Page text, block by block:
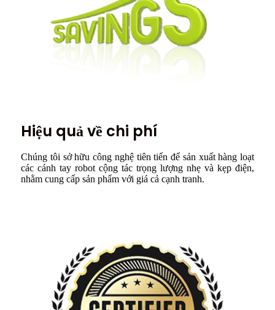
Hiệu quả về chi phí
Chúng tôi sở hữu công nghệ tiên tiến để sản xuất hàng loạt
các cánh tay robot cộng tác trọng lượng nhẹ và kẹp điện,
nhằm cung cấp sản phẩm với giá cả cạnh tranh.